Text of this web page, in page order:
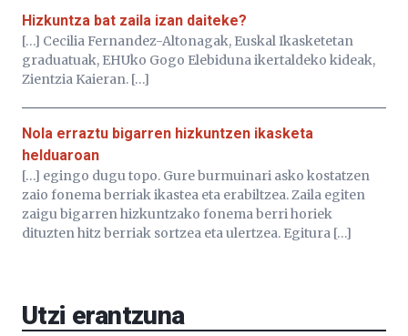
Hizkuntza bat zaila izan daiteke?
[…] Cecilia Fernandez-Altonagak, Euskal Ikasketetan
graduatuak, EHUko Gogo Elebiduna ikertaldeko kideak,
Zientzia Kaieran. […]
Nola erraztu bigarren hizkuntzen ikasketa
helduaroan
[…] egingo dugu topo. Gure burmuinari asko kostatzen
zaio fonema berriak ikastea eta erabiltzea. Zaila egiten
zaigu bigarren hizkuntzako fonema berri horiek
dituzten hitz berriak sortzea eta ulertzea. Egitura […]
Utzi erantzuna